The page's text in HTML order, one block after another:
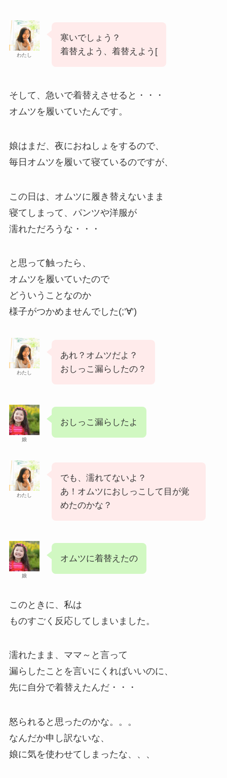
わたし
寒いでしょう？
着替えよう、着替えよう[
そして、急いで着替えさせると・・・
オムツを履いていたんです。
娘はまだ、夜におねしょをするので、
毎日オムツを履いて寝ているのですが、
この日は、オムツに履き替えないまま
寝てしまって、パンツや洋服が
濡れただろうな・・・
と思って触ったら、
オムツを履いていたので
どういうことなのか
様子がつかめませんでした(;’∀’)
わたし
あれ？オムツだよ？
おしっこ漏らしたの？
娘
おしっこ漏らしたよ
わたし
でも、濡れてないよ？
あ！オムツにおしっこして目が覚
めたのかな？
娘
オムツに着替えたの
このときに、 私は
ものすごく反応してしまいました。
濡れたまま、ママ～と言って
漏らしたことを言いにくればいいのに、
先に自分で着替えたんだ・・・
怒られると思ったのかな。。。
なんだか申し訳ないな、
娘に気を使わせてしまったな、、、